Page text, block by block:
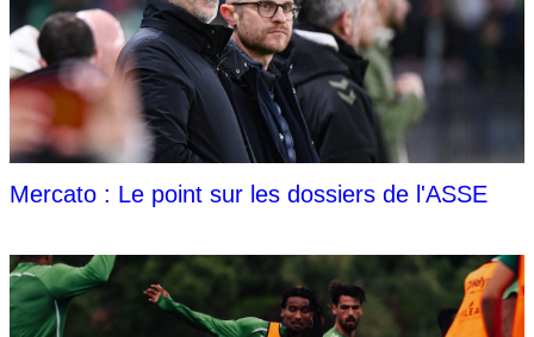
Mercato : Le point sur les dossiers de l'ASSE